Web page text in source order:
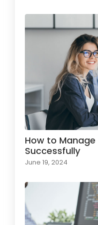
How to
Successfully
June 19, 2024